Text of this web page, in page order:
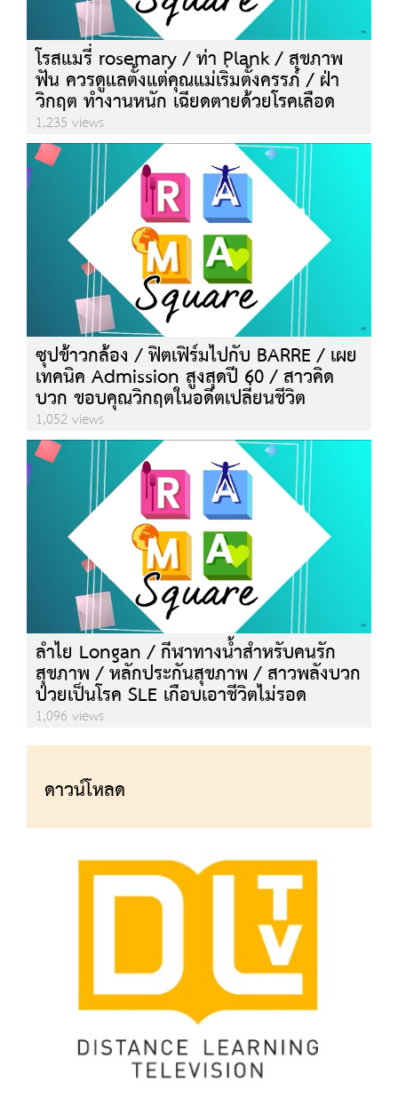
โรสแมรี่ rosemary / ท่า Plank / สุขภาพ
ฟัน ควรดูแลตั้งแต่คุณแม่เริ่มตั้งครรภ์ / ฝ่า
วิกฤต ทำงานหนัก เฉียดตายด้วยโรคเลือด
1,235 views
ซุปข้าวกล้อง / ฟิตเฟิร์มไปกับ BARRE / เผย
เทคนิค Admission สูงสุดปี 60 / สาวคิด
บวก ขอบคุณวิกฤตในอดีตเปลี่ยนชีวิต
1,052 views
ลำไย Longan / กีฬาทางน้ำสำหรับคนรัก
สุขภาพ / หลักประกันสุขภาพ / สาวพลังบวก
ป่วยเป็นโรค SLE เกือบเอาชีวิตไม่รอด
1,096 views
ดาวน์โหลด